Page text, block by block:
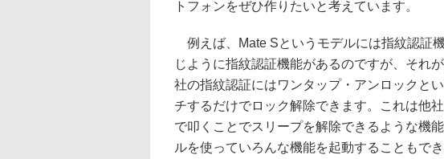
トフォンをぜひ作りたいと考えています。
例えば、Mate Sというモデルには指紋認証
じように指紋認証機能があるのですが、それ
社の指紋認証にはワンタップ・アンロックと
チするだけでロック解除できます。これは他
で叩くことでスリープを解除できるような機
ルを使っていろんな機能を起動することもで